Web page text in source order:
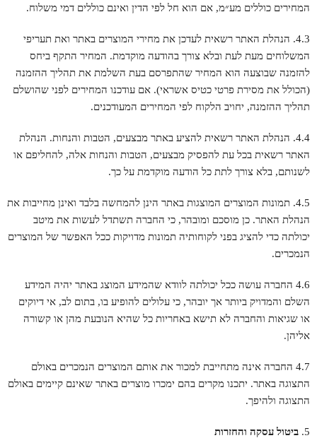
המחירים כוללים מע״מ, אם הוא חל לפי הדין ואינם כוללים דמי משלוח.
4.3. הנהלת האתר רשאית לעדכן את מחירי המוצרים באתר ואת תעריפי
המשלוחים מעת לעת ובלא צורך בהודעה מוקדמת. המחיר התקף ביחס
להזמנה שבוצעה הוא המחיר שהתפרסם בעת השלמת את תהליך ההזמנה
(הכולל את מסירת פרטי כטיס אשראי). אם עודכנו המחירים לפני שהושלם
תהליך ההזמנה, יחויב הלקוח לפי המחירים המעודכנים.
4.4. הנהלת האתר רשאית להציע באתר מבצעים, הטבות והנחות. הנהלת
האתר רשאית בכל עת להפסיק מבצעים, הטבות והנחות אלה, להחליפם או
לשנותם, בלא צורך לתת כל הודעה מוקדמת על כך.
4.5. תמונות המוצרים המוצגות באתר הינן להמחשה בלבד ואינן מחייבות את
הנהלת האתר. כן מוסכם ומובהר, כי החברה תשתדל לעשות את מיטב
יכולתה כדי להציג בפני לקוחותיה תמונות מדויקות ככל האפשר של המוצרים
הנמכרים.
4.6 החברה עושה ככל יכולתה לוודא שהמידע המוצג באתר יהיה המידע
השלם והמדויק ביותר אך יובהר, כי עלולים להופיע בו, בתום לב, אי דיוקים
או שגיאות והחברה לא תישא באחריות כל שהיא הנובעת מהן או קשורה
אליהן.
4.7 החברה אינה מתחייבת למכור את אותם המוצרים הנמכרים באולם
התצוגה באתר. יתכנו מקרים בהם ימכרו מוצרים באתר שאינם קיימים באולם
התצוגה ולהיפך.
ביטול עסקה והחזרות